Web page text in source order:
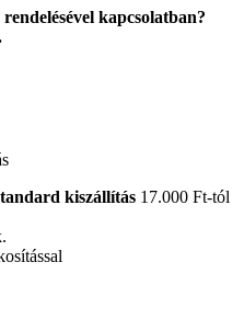
kapcsolatban?
kiszállítás 17.000 Ft-tól